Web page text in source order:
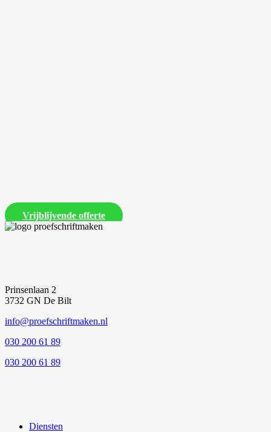
Vrijblijvende offerte
Prinsenlaan 2
3732 GN De Bilt
info@proefschriftmaken.nl
030 200 61 89
030 200 61 89
Diensten